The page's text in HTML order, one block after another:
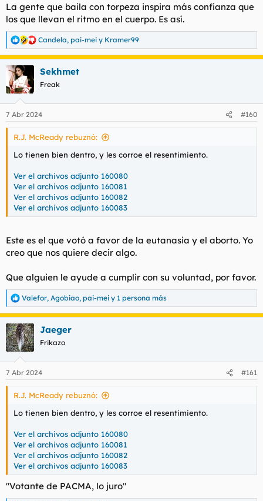
:
La gente que baila con torpeza inspira más confianza que
los que llevan el ritmo en el cuerpo. Es así.
R
e
a
c
c
i
e
s
Candela, pai-mei y Kramer99
Sekhmet
Freak
7 Abr 2024 #160
R.J. McReady rebuznó:
Lo tienen bien dentro, y les corroe el resentimiento.
Ver el archivos adjunto 160080
Ver el archivos adjunto 160081
Ver el archivos adjunto 160082
Ver el archivos adjunto 160083
Este es el que votó a favor de la eutanasia y el aborto. Yo
creo que nos quiere decir algo.
Que alguien le ayude a cumplir con su voluntad, por favor.
R
e
a
c
c
i
e
s
Valefor, Agobiao, pai-mei y 1 persona más
Jaeger
Frikazo
7 Abr 2024 #161
R.J. McReady rebuznó:
Lo tienen bien dentro, y les corroe el resentimiento.
Ver el archivos adjunto 160080
Ver el archivos adjunto 160081
Ver el archivos adjunto 160082
Ver el archivos adjunto 160083
"Votante de PACMA, lo juro"